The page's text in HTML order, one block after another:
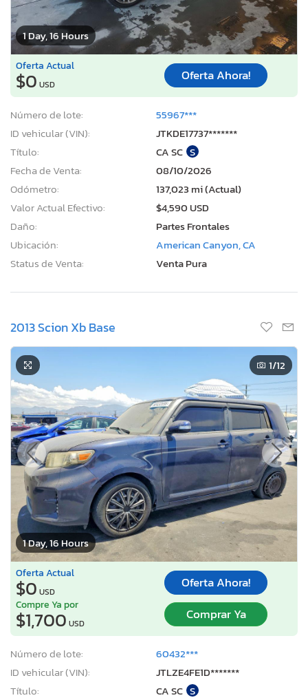
1 Day, 16 Hours
Oferta Actual
$0 USD
Oferta Ahora!
Número de lote:
55967***
ID vehicular (VIN):
JTKDE17737*******
Título:
CA SC S
Fecha de Venta:
08/10/2026
Odómetro:
137,023 mi (Actual)
Valor Actual Efectivo:
$4,590 USD
Daño:
Partes Frontales
Ubicación:
American Canyon, CA
Status de Venta:
Venta Pura
2013 Scion Xb Base
1 Day, 16 Hours
1/12
Oferta Actual
$0 USD
Oferta Ahora!
Compre Ya por
$1,700 USD
Comprar Ya
Número de lote:
60432***
ID vehicular (VIN):
JTLZE4FE1D*******
Título:
CA SC S